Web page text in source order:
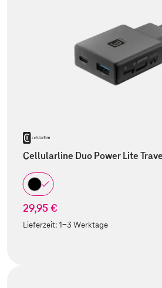
Cellularline Duo Power Lite
29,95 €
Lieferzeit:1-3 Werktage